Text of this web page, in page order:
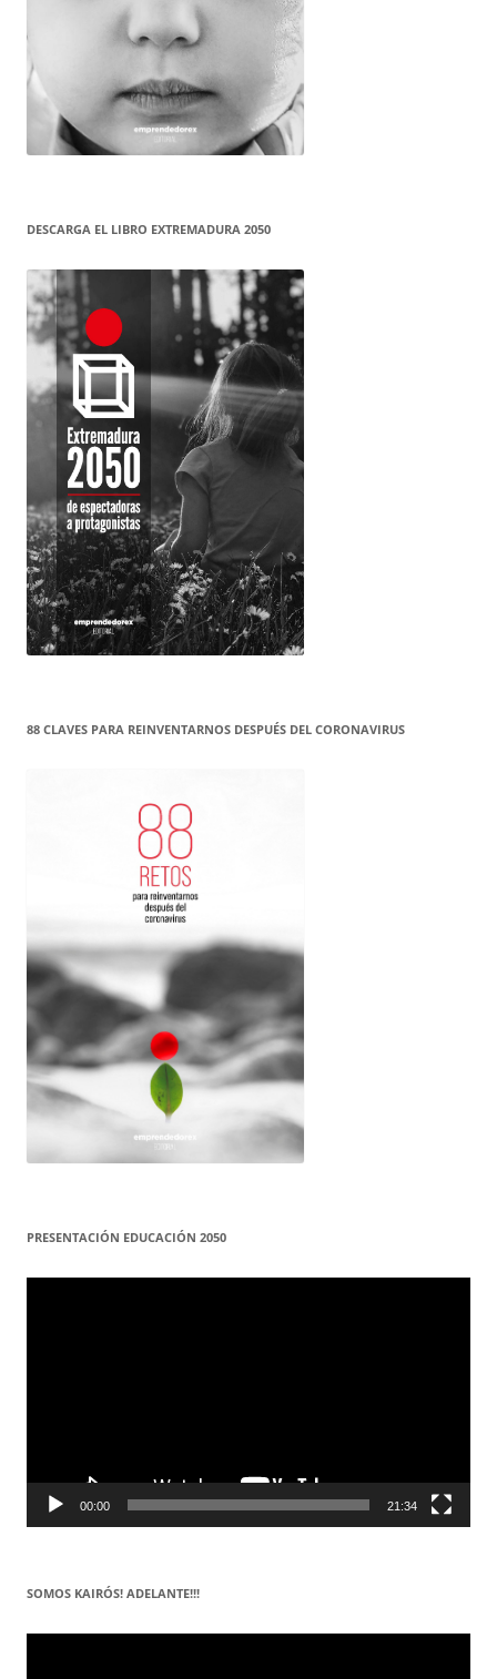
DESCARGA EL LIBRO EXTREMADURA 2050
88 CLAVES PARA REINVENTARNOS DESPUÉS DEL CORONAVIRUS
PRESENTACIÓN EDUCACIÓN 2050
Reproductor
00:00 21:34
SOMOS KAIRÓS! ADELANTE!!!
Reproductor